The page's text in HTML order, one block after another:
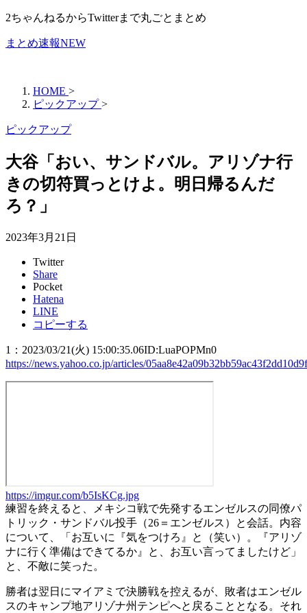
2ちゃんねるからTwitterまで丸ごとまとめ
まとめ速報NEW
HOME >
ピックアップ >
ピックアップ
大谷「おい、サンドバル。アリゾナ行
きの切符買っとけよ。明日帰るんだ
ろ？」
2023年3月21日
Twitter
Share
Pocket
Hatena
LINE
コピーする
1 ： 2023/03/21(火) 15:00:35.06ID:LuaPOPMn0
https://news.yahoo.co.jp/articles/
https://imgur.com/b5IsKCg.jpg
練習を終えると、メキシコ戦で先発するエンゼルスの同僚パ
トリック・サンドバル投手（26＝エンゼルス）と会話。内容
について、「お互いに『気をつけろ』と（笑い）。『アリゾ
ナに行く準備はできてるか』と、お互い言ってましたけど」
と、不敵に笑った。
勝者は翌日にマイアミで決勝戦を控えるが、敗者はエンゼル
スのキャンプ地アリゾナ州テンピへと戻ることとなる。それ